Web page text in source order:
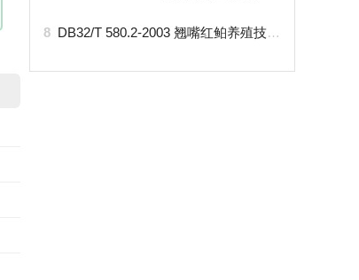
8 DB32/T 580.2-2003 翘嘴红鲌养殖技术规范 第2部分：亲鱼培育